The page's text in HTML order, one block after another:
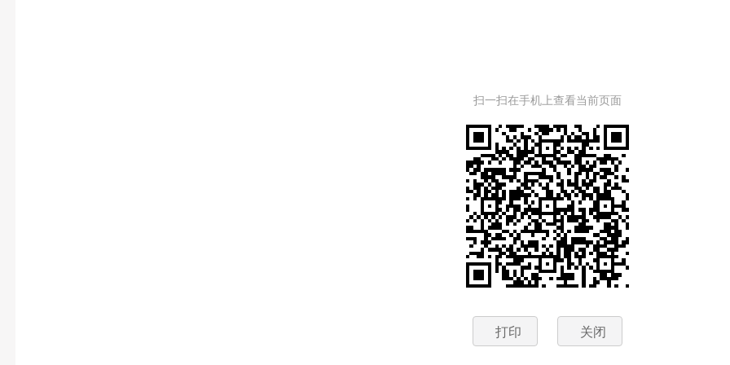
扫一扫在手机上查看当前页面
打印 关闭